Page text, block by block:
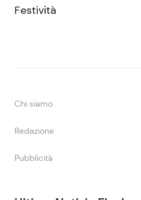
Festività
Chi siamo
Redazione
Pubblicità